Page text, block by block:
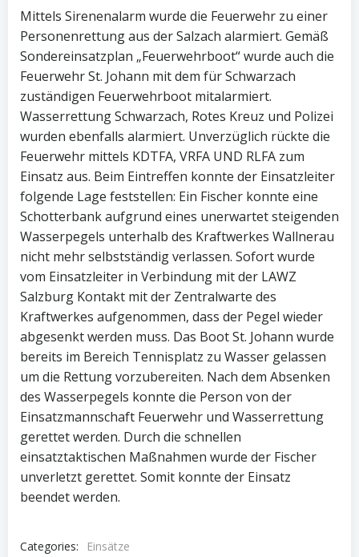
Mittels Sirenenalarm wurde die Feuerwehr zu einer
Personenrettung aus der Salzach alarmiert. Gemäß
Sondereinsatzplan „Feuerwehrboot“ wurde auch die
Feuerwehr St. Johann mit dem für Schwarzach
zuständigen Feuerwehrboot mitalarmiert.
Wasserrettung Schwarzach, Rotes Kreuz und Polizei
wurden ebenfalls alarmiert. Unverzüglich rückte die
Feuerwehr mittels KDTFA, VRFA UND RLFA zum
Einsatz aus. Beim Eintreffen konnte der Einsatzleiter
folgende Lage feststellen: Ein Fischer konnte eine
Schotterbank aufgrund eines unerwartet steigenden
Wasserpegels unterhalb des Kraftwerkes Wallnerau
nicht mehr selbstständig verlassen. Sofort wurde
vom Einsatzleiter in Verbindung mit der LAWZ
Salzburg Kontakt mit der Zentralwarte des
Kraftwerkes aufgenommen, dass der Pegel wieder
abgesenkt werden muss. Das Boot St. Johann wurde
bereits im Bereich Tennisplatz zu Wasser gelassen
um die Rettung vorzubereiten. Nach dem Absenken
des Wasserpegels konnte die Person von der
Einsatzmannschaft Feuerwehr und Wasserrettung
gerettet werden. Durch die schnellen
einsatztaktischen Maßnahmen wurde der Fischer
unverletzt gerettet. Somit konnte der Einsatz
beendet werden.
Categories: Einsätze